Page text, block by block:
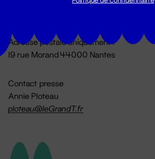
Du lundi au vendredi 14h → 18h
Adresse postale uniquement :
19 rue Morand 44000 Nantes
Contact presse
Annie Ploteau
ploteau@leGrandT.fr